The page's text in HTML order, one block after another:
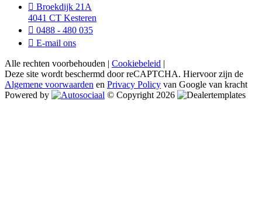
Broekdijk 21A
4041 CT Kesteren
0488 - 480 035
E-mail ons
Alle rechten voorbehouden | Cookiebeleid |
Deze site wordt beschermd door reCAPTCHA. Hiervoor zijn de
Algemene voorwaarden en Privacy Policy van Google van kracht
Powered by
© Copyright 2026